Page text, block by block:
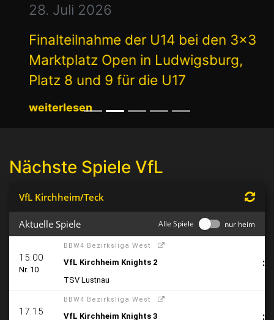
28. Juli 2026
Finalteilnahme der U14 bei den 3×3
Marktplatz Open in Ludwigsburg,
Platz 8 und 9 für die U17
weiterlesen
Nächste Spiele VfL